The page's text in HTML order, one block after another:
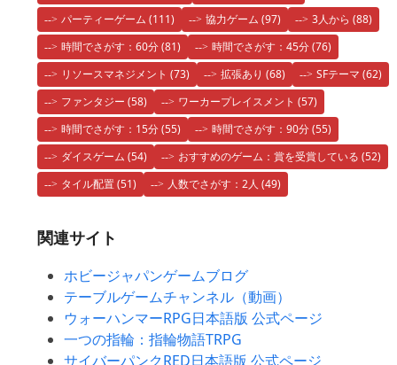
パーティーゲーム (111) 協力ゲーム (97) 3人から (88)
時間でさがす：60分(81) 時間でさがす：45分(76)
リソースマネジメント (73) 拡張あり (68) SFテーマ (62)
ファンタジー (58) ワーカープレイスメント (57)
時間でさがす：15分(55) 時間でさがす：90分(55)
ダイスゲーム (54) おすすめのゲーム：賞を受賞している (52)
タイル配置(51) 人数でさがす：2人 (49)
関連サイト
ホビージャパンゲームブログ
テーブルゲームチャンネル（動画）
ウォーハンマーRPG日本語版 公式ページ
一つの指輪：指輪物語TRPG
サイバーパンクRED日本語版 公式ページ